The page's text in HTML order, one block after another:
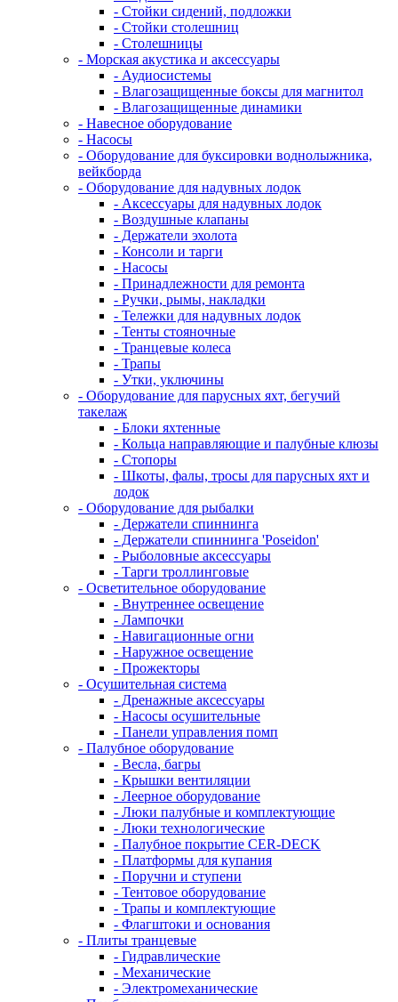
- Стойки сидений, подложки
- Стойки столешниц
- Столешницы
- Морская акустика и аксессуары
- Аудиосистемы
- Влагозащищенные боксы для магнитол
- Влагозащищенные динамики
- Навесное оборудование
- Насосы
- Оборудование для буксировки воднолыжника,
вейкборда
- Оборудование для надувных лодок
- Аксессуары для надувных лодок
- Воздушные клапаны
- Держатели эхолота
- Консоли и тарги
- Насосы
- Принадлежности для ремонта
- Ручки, рымы, накладки
- Тележки для надувных лодок
- Тенты стояночные
- Транцевые колеса
- Трапы
- Утки, уключины
- Оборудование для парусных яхт, бегучий
такелаж
- Блоки яхтенные
- Кольца направляющие и палубные клюзы
- Стопоры
- Шкоты, фалы, тросы для парусных яхт и
лодок
- Оборудование для рыбалки
- Держатели спиннинга
- Держатели спиннинга 'Poseidon'
- Рыболовные аксессуары
- Тарги троллинговые
- Осветительное оборудование
- Внутреннее освещение
- Лампочки
- Навигационные огни
- Наружное освещение
- Прожекторы
- Осушительная система
- Дренажные аксессуары
- Насосы осушительные
- Панели управления помп
- Палубное оборудование
- Весла, багры
- Крышки вентиляции
- Леерное оборудование
- Люки палубные и комплектующие
- Люки технологические
- Палубное покрытие CER-DECK
- Платформы для купания
- Поручни и ступени
- Тентовое оборудование
- Трапы и комплектующие
- Флагштоки и основания
- Плиты транцевые
- Гидравлические
- Механические
- Электромеханические